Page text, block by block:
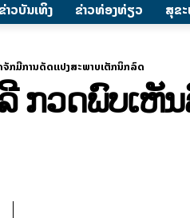
າວບັນເທິງ ​ຂ່າວທ່ອງທ່ຽວ ສຸຂ
ກມີການດັດແປງສະພາບເຕັກນິກລົດ
ກວດພົບເຫັ